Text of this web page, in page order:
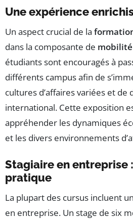
Une expérience
Un aspect crucial de la
dans la composante de
étudiants sont encouragés à
différents campus afin de
cultures d’affaires variées et de
international. Cette exposition
appréhender les dynamiques
et les divers environnements
Stagiaire en entreprise
pratique
La plupart des cursus incluent
en entreprise. Un stage de six